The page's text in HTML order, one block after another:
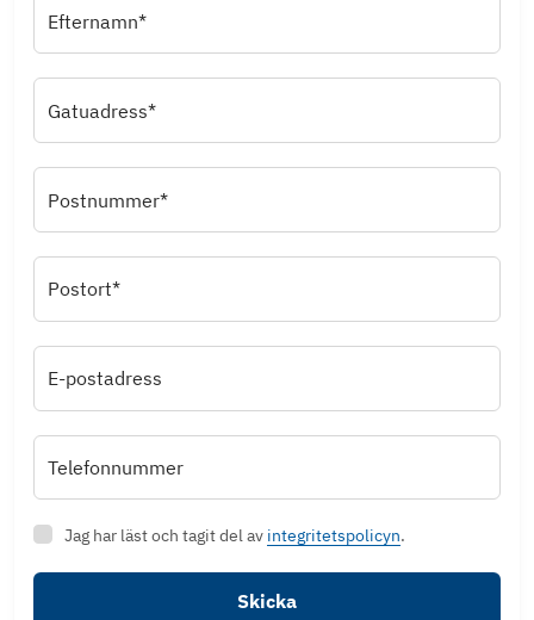
Efternamn*
Gatuadress*
Postnummer*
Postort*
E-postadress
Telefonnummer
Jag har läst och tagit del av integritetspolicyn.
Skicka